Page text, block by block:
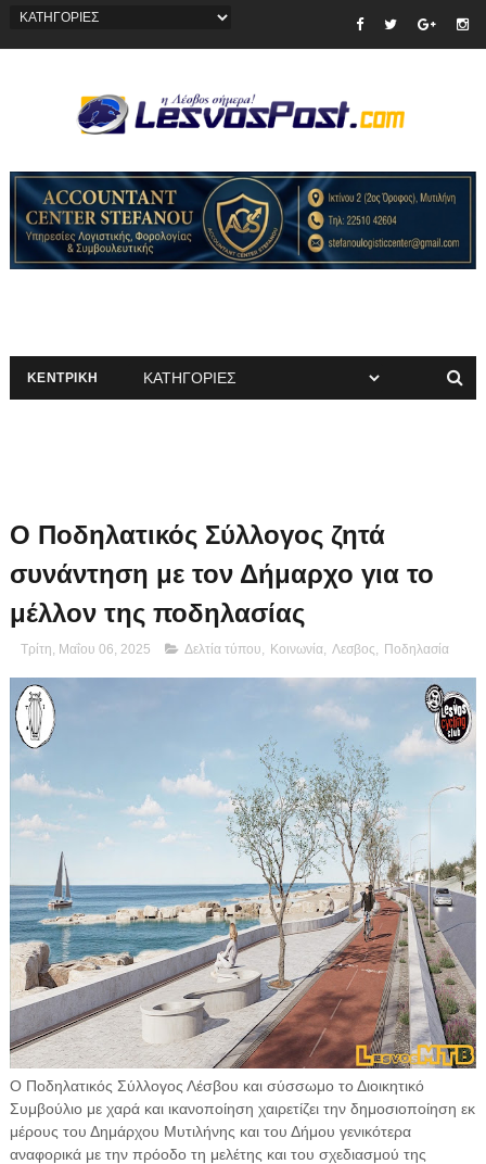
ΚΕΝΤΡΙΚΗ
Ο Ποδηλατικός Σύλλογος ζητά
συνάντηση με τον Δήμαρχο για το
μέλλον της ποδηλασίας
Τρίτη, Μαΐου 06, 2025 Δελτία τύπου Κοινωνία, Λεσβος Ποδηλασία
Ο Ποδηλατικός Σύλλογος Λέσβου και σύσσωμο το Διοικητικό
Συμβούλιο με χαρά και ικανοποίηση χαιρετίζει την δημοσιοποίηση εκ
μέρους του Δημάρχου Μυτιλήνης και του Δήμου γενικότερα
αναφορικά με την πρόοδο τη μελέτης και του σχεδιασμού της